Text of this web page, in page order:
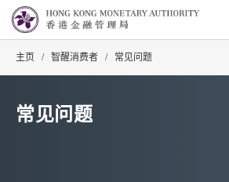
主页 / 智醒消费者 / 常见问题
常见问题